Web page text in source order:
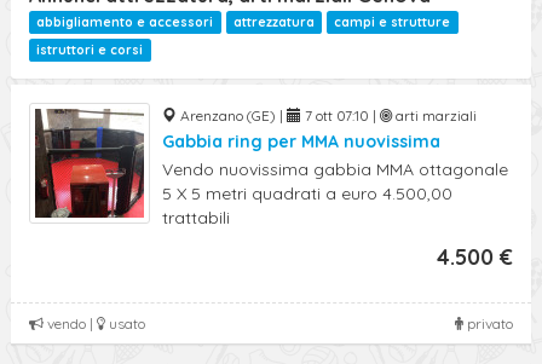
abbigliamento e accessori attrezzatura
campi e strutture
istruttori e corsi
Arenzano (GE) | 7 ott 07:10 | arti marziali
Gabbia ring per MMA nuovissima
Vendo nuovissima gabbia MMA ottagonale
5 X 5 metri quadrati a euro 4.500,00
trattabili
4.500 €
privato
vendo | usato